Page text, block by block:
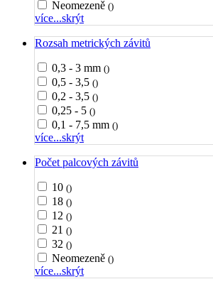
Neomezeně ()
více...skrýt
Rozsah metrických závitů
0,3 - 3 mm ()
0,5 - 3,5 ()
0,2 - 3,5 ()
0,25 - 5 ()
0,1 - 7,5 mm ()
více...skrýt
Počet palcových závitů
10 ()
18 ()
12 ()
21 ()
32 ()
Neomezeně ()
více...skrýt